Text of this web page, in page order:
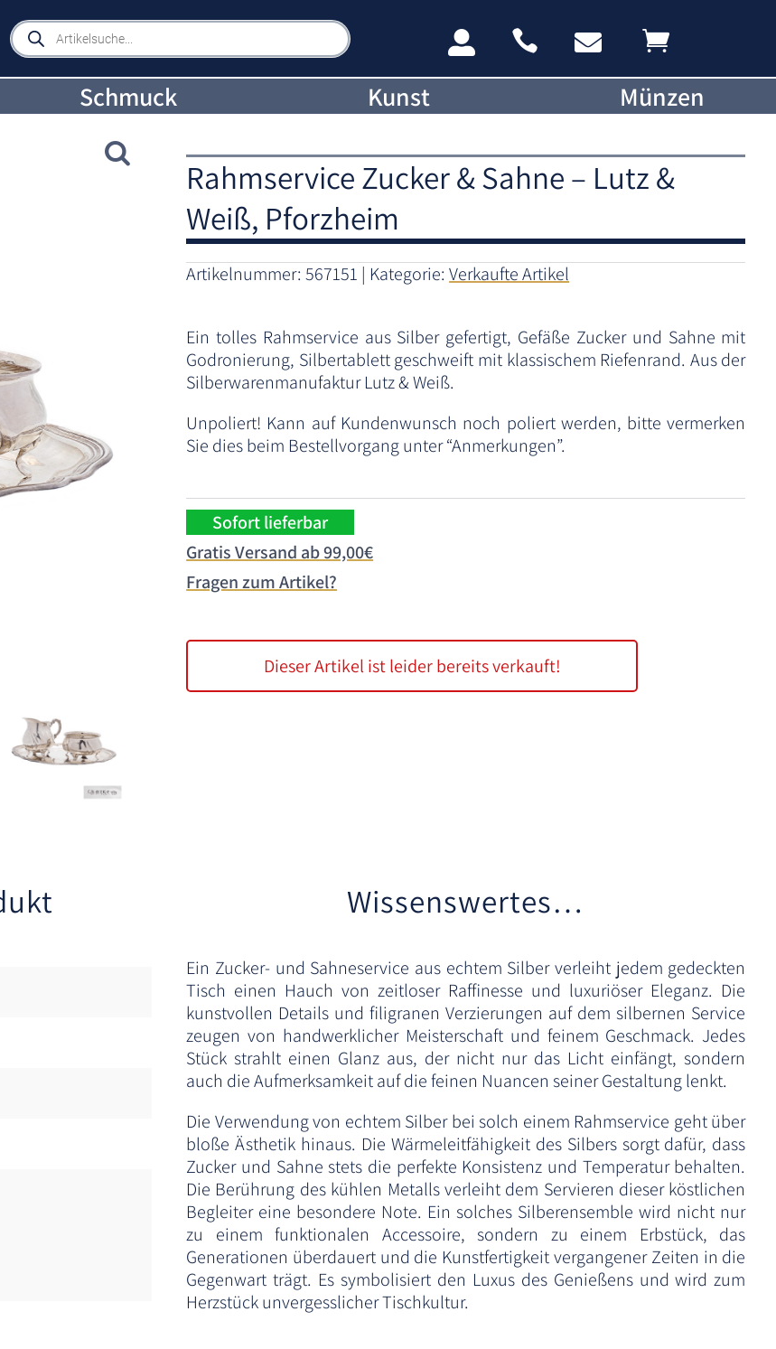
Products
search    
Schmuck Kunst Münzen
Rahmservice Zucker & Sahne – Lutz &
Weiß, Pforzheim
Artikelnummer:567151 Kategorie:Verkaufte Artikel
Ein tolles Rahmservice aus Silber gefertigt, Gefäße Zucker und Sahne mit
Godronierung, Silbertablett geschweift mit klassischem Riefenrand. Aus der
Silberwarenmanufaktur Lutz & Weiß.
Unpoliert! Kann auf Kundenwunsch noch poliert werden, bitte vermerken
Sie dies beim Bestellvorgang unter “Anmerkungen”.
Sofort lieferbar
Gratis Versand ab 99,00€
Fragen zum Artikel?
Dieser Artikel ist leider bereits verkauft!
Wissenswertes…
Ein Zucker- und Sahneservice aus echtem Silber verleiht jedem gedeckten
Tisch einen Hauch von zeitloser Raffinesse und luxuriöser Eleganz. Die
kunstvollen Details und filigranen Verzierungen auf dem silbernen Service
zeugen von handwerklicher Meisterschaft und feinem Geschmack. Jedes
Stück strahlt einen Glanz aus, der nicht nur das Licht einfängt, sondern
auch die Aufmerksamkeit auf die feinen Nuancen seiner Gestaltung lenkt.
Die Verwendung von echtem Silber bei solch einem Rahmservice geht über
bloße Ästhetik hinaus. Die Wärmeleitfähigkeit des Silbers sorgt dafür, dass
Zucker und Sahne stets die perfekte Konsistenz und Temperatur behalten.
Die Berührung des kühlen Metalls verleiht dem Servieren dieser köstlichen
Begleiter eine besondere Note. Ein solches Silberensemble wird nicht nur
zu einem funktionalen Accessoire, sondern zu einem Erbstück, das
Generationen überdauert und die Kunstfertigkeit vergangener Zeiten in die
Gegenwart trägt. Es symbolisiert den Luxus des Genießens und wird zum
Herzstück unvergesslicher Tischkultur.